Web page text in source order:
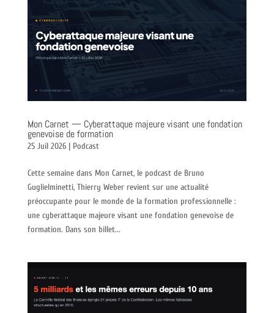
Mon Carnet — Cyberattaque majeure visant une fondation
genevoise de formation
25 Juil 2026| Podcast
Cette semaine dans Mon Carnet, le podcast de Bruno
Guglielminetti, Thierry Weber revient sur une actualité
préoccupante pour le monde de la formation professionnelle :
une cyberattaque majeure visant une fondation genevoise de
formation. Dans son billet...